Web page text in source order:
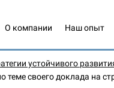
О компании Наш опыт
устойчивого
своего доклада на